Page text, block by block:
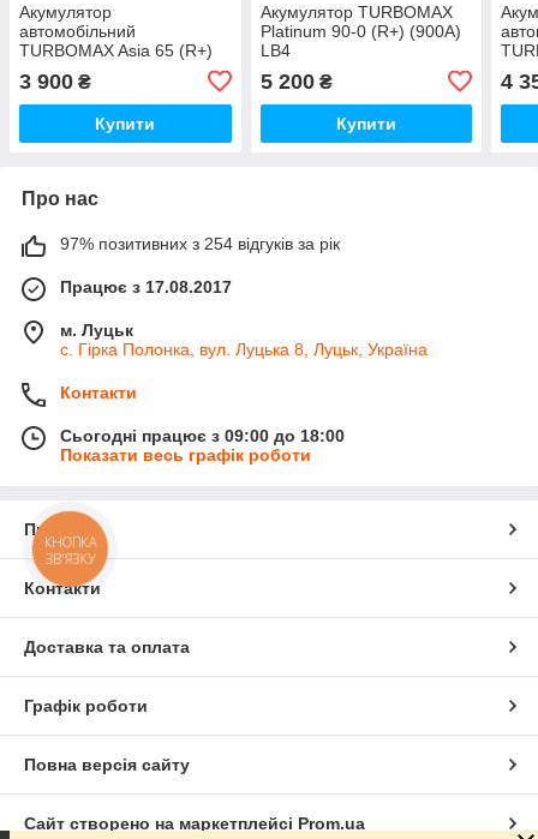
Акумулятор
автомобільний
TURBOMAX Asia 65 (R+)
3 900 ₴
Купити
Акумулятор TURBOMAX
Platinum 90-0 (R+) (900A)
LB4
5 200₴
Купити
4
Про нас
97% позитивних з 254 відгуків за рік
Працює з 17.08.2017
м. Луцьк
с. Гірка Полонка, вул. Луцька 8, Луцьк, Україна
Контакти
Сьогодні працює з 09:00 до 18:00
Показати весь графік роботи
Про нас
Контакти
Доставка та оплата
Графік роботи
Повна версія сайту
Сайт створено на маркетплейсі Prom.ua
КНОПКА
ЗВ'ЯЗКУ